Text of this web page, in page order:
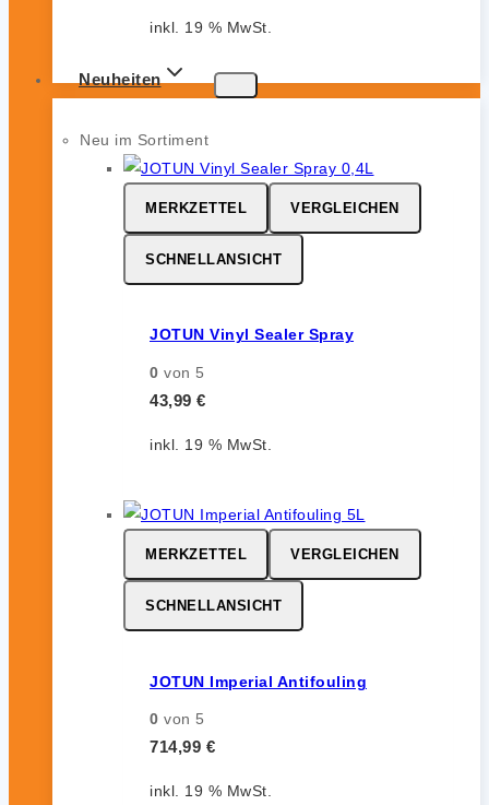
inkl. 19 % MwSt.
Neuheiten
Neu im Sortiment
MERKZETTEL VERGLEICHEN
SCHNELLANSICHT
JOTUN Vinyl Sealer Spray
0 von 5
43,99 €
inkl. 19 % MwSt.
MERKZETTEL VERGLEICHEN
SCHNELLANSICHT
JOTUN Imperial Antifouling
0 von 5
714,99 €
inkl. 19 % MwSt.